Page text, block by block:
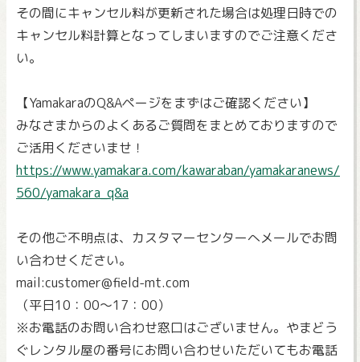
その間にキャンセル料が更新された場合は処理日時での
キャンセル料計算となってしまいますのでご注意くださ
い。
【YamakaraのQ&Aページをまずはご確認ください】
みなさまからのよくあるご質問をまとめておりますので
ご活用くださいませ！
https://www.yamakara.com/kawaraban/yamakaranews/
560/yamakara_q&a
その他ご不明点は、カスタマーセンターへメールでお問
い合わせください。
mail:customer@field-mt.com
（平日10：00～17：00）
※お電話のお問い合わせ窓口はございません。やまどう
ぐレンタル屋の番号にお問い合わせいただいてもお電話